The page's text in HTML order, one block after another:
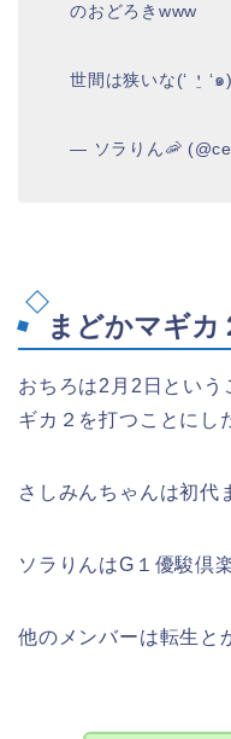
のおどろきwww
世間は狭いな(‘ ⍘ ‘๑)
— ソラりん🦐
まどかマギカ
おちろは2月2日という
ギカ２を打つことにし
さしみんちゃんは初代
ソラりんはG１優駿倶
他のメンバーは転生と